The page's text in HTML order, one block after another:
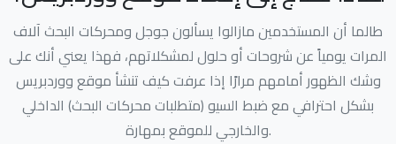
طالما أن المستخدمين مازالوا يسألون جوجل ومحركات البحث آلاف
المرات يومياً عن شروحات أو حلول لمشكلاتهم، فهذا يعني أنك على
وشك الظهور أمامهم مرارًا إذا عرفت كيف تنشأ موقع ووردبريس
بشكل احترافي مع ضبط السيو (متطلبات محركات البحث) الداخلي
والخارجي للموقع بمهارة.